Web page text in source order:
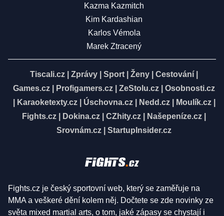
Kazma Kazmitch
Kim Kardashian
Karlos Vémola
Marek Ztracený
Tiscali.cz Zprávy Sport Ženy Cestování
Games.cz
Profigamers.cz ZeStolu.cz
Osobnosti.cz
Karaoketexty.cz| Úschovna.cz| Nedd.cz| Moulík.cz|
Fights.cz
Dokina.cz CZhity.cz Našepeníze.cz
Srovnám.cz
StartupInsider.cz
Fights.cz je český sportovní web, který se zaměřuje na
MMA a veškeré dění kolem něj. Dočtete se zde novinky ze
světa mixed martial arts, o tom, jaké zápasy se chystají i